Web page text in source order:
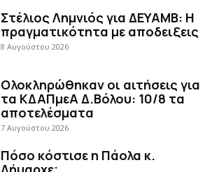
Στέλιος Λημνιός για ΔΕΥΑΜΒ: Η
πραγματικότητα με αποδειξεις
8 Αυγούστου 2026
Ολοκληρώθηκαν οι αιτήσεις για
τα ΚΔΑΠμεΑ Δ.Βόλου: 10/8 τα
αποτελέσματα
7 Αυγούστου 2026
Πόσο κόστισε η Πάολα κ.